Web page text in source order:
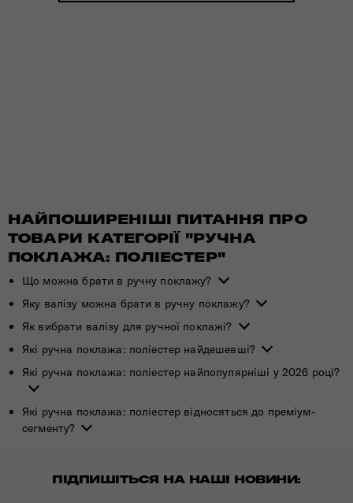
НАЙПОШИРЕНІШІ ПИТАННЯ ПРО
ТОВАРИ КАТЕГОРІЇ "РУЧНА
ПОКЛАЖА: ПОЛІЕСТЕР"
Що можна брати в ручну поклажу?
Яку валізу можна брати в ручну поклажу?
Як вибрати валізу для ручної поклажі?
Які ручна поклажа: поліестер найдешевші?
Які ручна поклажа: поліестер найпопулярніші у 2026 році?
Які ручна поклажа: поліестер відносяться до преміум-
сегменту?
ПІДПИШІТЬСЯ НА НАШІ НОВИНИ: